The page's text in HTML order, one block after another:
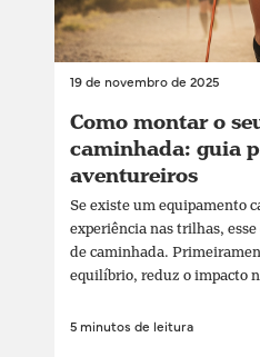
19 de novembro de 2025
Como montar o
caminhada: guia
aventureiros
Se existe um equipamento
experiência nas trilhas,
de caminhada.
equilíbrio, reduz o impacto
5 minutos de leitura